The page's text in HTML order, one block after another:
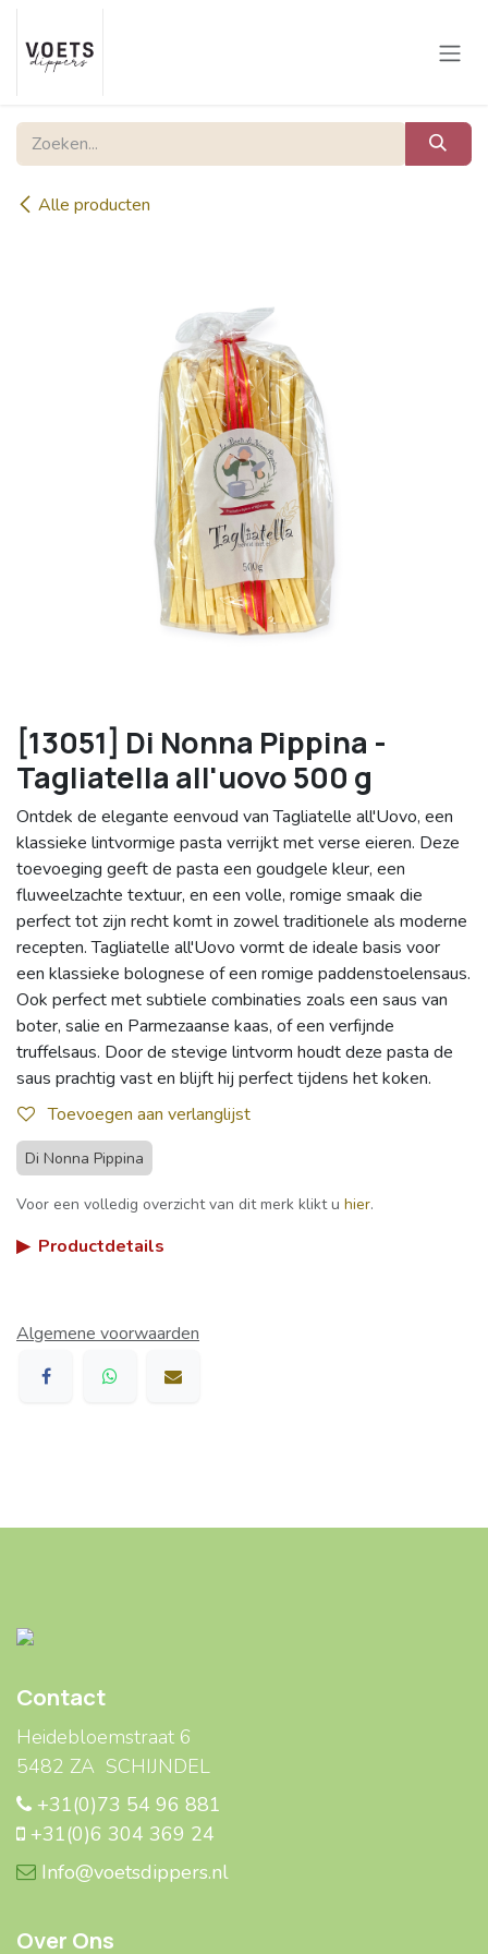
Overslaan naar inhoud
Alle producten
[13051] Di Nonna Pippina -
Tagliatella all'uovo 500 g
Ontdek de elegante eenvoud van Tagliatelle all'Uovo, een
klassieke lintvormige pasta verrijkt met verse eieren. Deze
toevoeging geeft de pasta een goudgele kleur, een
fluweelzachte textuur, en een volle, romige smaak die
perfect tot zijn recht komt in zowel traditionele als moderne
recepten. Tagliatelle all'Uovo vormt de ideale basis voor
een klassieke bolognese of een romige paddenstoelensaus.
Ook perfect met subtiele combinaties zoals een saus van
boter, salie en Parmezaanse kaas, of een verfijnde
truffelsaus. Door de stevige lintvorm houdt deze pasta de
saus prachtig vast en blijft hij perfect tijdens het koken.
Toevoegen aan verlanglijst
Di Nonna Pippina
Voor een volledig overzicht van dit merk klikt u hier.
▶ Productdetails
Algemene voorwaarden
Contact
Heidebloemstraat 6
5482 ZA SCHIJNDEL
+31(0)73 54 96 881
+31(0)6 304 369 24
Info@voetsdippers.nl
Over Ons